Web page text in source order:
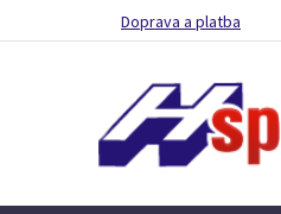
Doprava a platba